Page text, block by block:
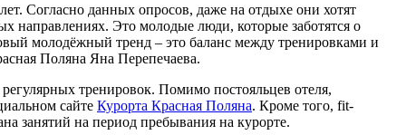
Согласно данных опросов, даже на отдыхе они хотят
направлениях. Это молодые люди, которые заботятся о
молодёжный тренд – это баланс между тренировками и
Поляна Яна Перепечаева.
тренировок. Помимо постояльцев отеля,
сайте Курорта Красная Поляна. Кроме того, fit-
занятий на период пребывания на курорте.